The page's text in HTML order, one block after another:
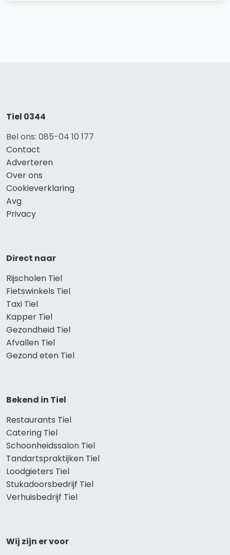
Tiel 0344
Bel ons: 085-04 10 177
Contact
Adverteren
Over ons
Cookieverklaring
Avg
Privacy
Direct naar
Rijscholen Tiel
Fietswinkels Tiel
Taxi Tiel
Kapper Tiel
Gezondheid Tiel
Afvallen Tiel
Gezond eten Tiel
Bekend in Tiel
Restaurants Tiel
Catering Tiel
Schoonheidssalon Tiel
Tandartspraktijken Tiel
Loodgieters Tiel
Stukadoorsbedrijf Tiel
Verhuisbedrijf Tiel
Wij zijn er voor